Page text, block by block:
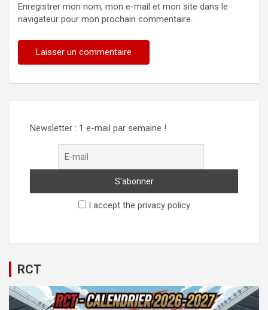
Enregistrer mon nom, mon e-mail et mon site dans le
navigateur pour mon prochain commentaire.
Newsletter : 1 e-mail par semaine !
I accept the privacy policy
RCT